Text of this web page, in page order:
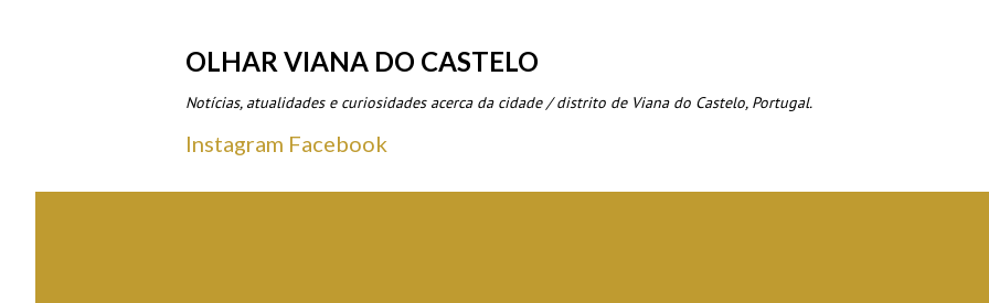
OLHAR VIANA DO CASTELO
Notícias, atualidades e curiosidades acerca da cidade / distrito de Viana do Castelo, Portugal.
Instagram Facebook